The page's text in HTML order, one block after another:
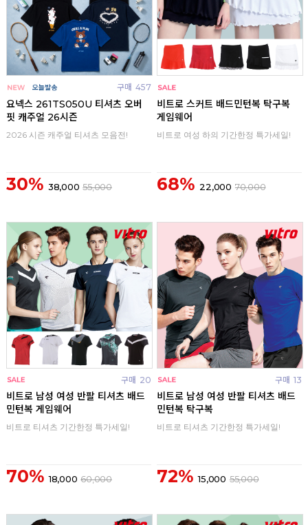
구매 457
요넥스 261TS050U 티셔츠 오버
핏 캐주얼 26시즌
2026 시즌 캐주얼 티셔츠 모음전!
30% 38,000 55,000
비트로 스커트 배드민턴복 탁구복
게임웨어
비트로 여성 하의 기간한정 특가세일!
68% 22,000 70,000
구매 20
비트로 남성 여성 반팔 티셔츠 배드
민턴복 게임웨어
비트로 티셔츠 기간한정 특가세일!
70% 18,000 60,000
구매 13
비트로 남성 여성 반팔 티셔츠 배드
민턴복 탁구복
비트로 티셔츠 기간한정 특가세일!
72% 15,000 55,000